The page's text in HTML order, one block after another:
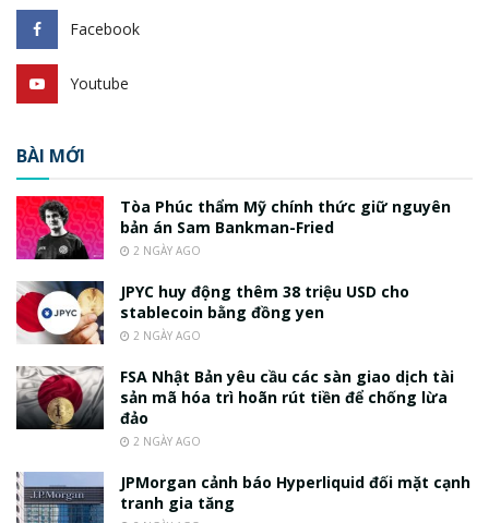
Facebook
Youtube
BÀI MỚI
Tòa Phúc thẩm Mỹ chính thức giữ nguyên
bản án Sam Bankman-Fried
2 NGÀY AGO
JPYC huy động thêm 38 triệu USD cho
stablecoin bằng đồng yen
2 NGÀY AGO
FSA Nhật Bản yêu cầu các sàn giao dịch tài
sản mã hóa trì hoãn rút tiền để chống lừa
đảo
2 NGÀY AGO
JPMorgan cảnh báo Hyperliquid đối mặt cạnh
tranh gia tăng